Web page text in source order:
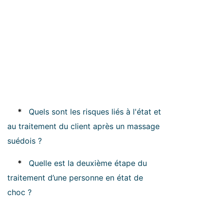
*
Quels sont les risques liés à l'état et
au traitement du client après un massage
suédois ?
*
Quelle est la deuxième étape du
traitement d’une personne en état de
choc ?